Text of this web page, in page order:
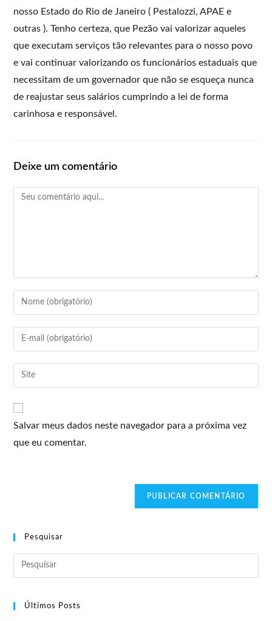
nosso Estado do Rio de Janeiro ( Pestalozzi, APAE e
outras ). Tenho certeza, que Pezão vai valorizar aqueles
que executam serviços tão relevantes para o nosso povo
e vai continuar valorizando os funcionários estaduais que
necessitam de um governador que não se esqueça nunca
de reajustar seus salários cumprindo a lei de forma
carinhosa e responsável.
Deixe um comentário
Salvar meus dados neste navegador para a próxima vez
que eu comentar.
Pesquisar
Últimos Posts